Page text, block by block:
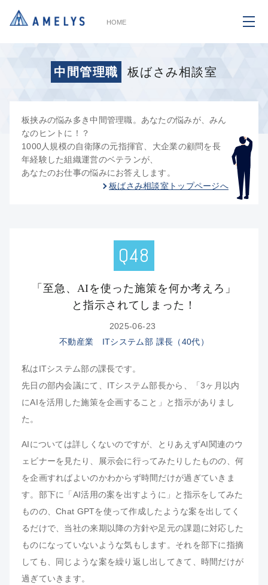
HOME
中間管理職 板ばさみ相談室
板挟みの悩み多き中間管理職。あなたの悩みが、みん
なのヒントに！？
1000人規模の自衛隊の元指揮官、大企業の顧問を長
年経験した組織運営のベテランが、
あなたのお仕事の悩みにお答えします。
板ばさみ相談室トップページへ
Q48
「至急、AIを使った施策を何か考えろ」
と指示されてしまった！
2025-06-23
不動産業 ITシステム部 課長（40代）
私はITシステム部の課長です。
先日の部内会議にて、ITシステム部長から、「3ヶ月以内
にAIを活用した施策を企画すること」と指示がありまし
た。
AIについては詳しくないのですが、とりあえずAI関連のウ
ェビナーを見たり、展示会に行ってみたりしたものの、何
を企画すればよいのかわからず時間だけが過ぎていきま
す。部下に「AI活用の案を出すように」と指示をしてみた
ものの、Chat GPTを使って作成したような案を出してく
るだけで、当社の来期以降の方針や足元の課題に対応した
ものになっていないような気もします。それを部下に指摘
しても、同じような案を繰り返し出してきて、時間だけが
過ぎていきます。